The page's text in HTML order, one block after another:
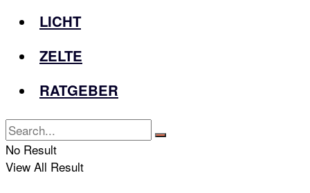
LICHT
ZELTE
RATGEBER
No Result
View All Result